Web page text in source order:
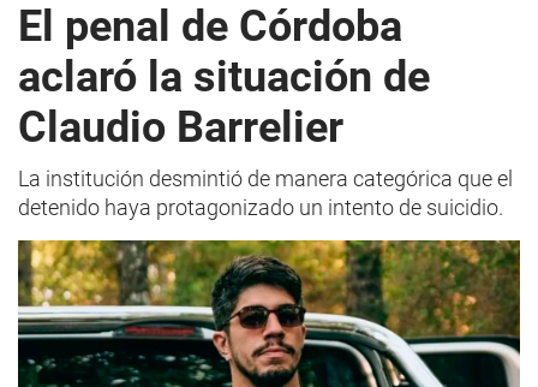
El penal de Córdoba
aclaró la situación de
Claudio Barrelier
La institución desmintió de manera categórica que el
detenido haya protagonizado un intento de suicidio.